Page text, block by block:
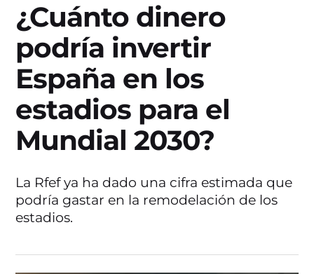
¿Cuánto dinero
podría invertir
España en los
estadios para el
Mundial 2030?
La Rfef ya ha dado una cifra estimada que
podría gastar en la remodelación de los
estadios.